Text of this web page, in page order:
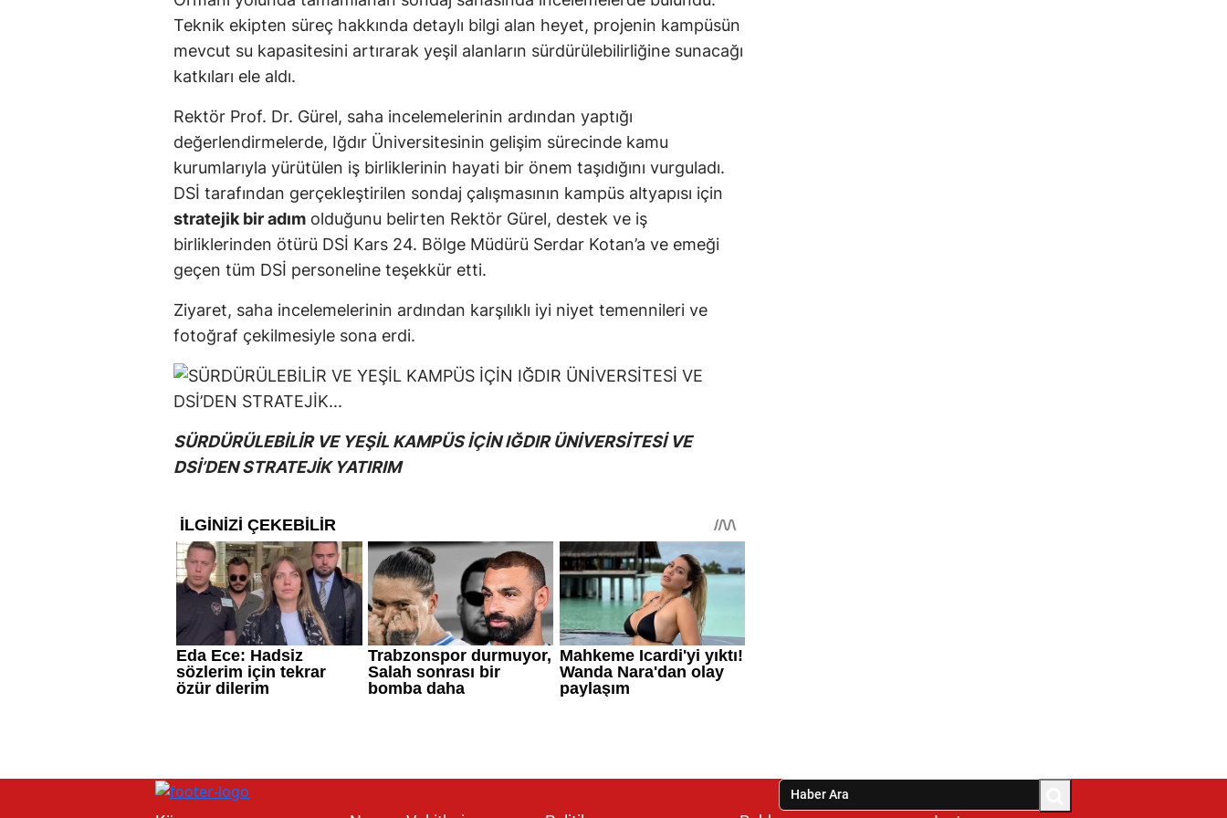
Teknik ekipten süreç hakkında detaylı bilgi alan heyet, projenin kampüsün
mevcut su kapasitesini artırarak yeşil alanların sürdürülebilirliğine sunacağı
katkıları ele aldı.
Rektör Prof. Dr. Gürel, saha incelemelerinin ardından yaptığı
değerlendirmelerde, Iğdır Üniversitesinin gelişim sürecinde kamu
kurumlarıyla yürütülen iş birliklerinin hayati bir önem taşıdığını vurguladı.
DSİ tarafından gerçekleştirilen sondaj çalışmasının kampüs altyapısı için
stratejik bir adım olduğunu belirten Rektör Gürel, destek ve iş
birliklerinden ötürü DSİ Kars 24. Bölge Müdürü Serdar Kotan’a ve emeği
geçen tüm DSİ personeline teşekkür etti.
Ziyaret, saha incelemelerinin ardından karşılıklı iyi niyet temennileri ve
fotoğraf çekilmesiyle sona erdi.
SÜRDÜRÜLEBİLİR VE YEŞİL KAMPÜS İÇİN IĞDIR ÜNİVERSİTESİ VE
DSİ’DEN STRATEJİK YATIRIM